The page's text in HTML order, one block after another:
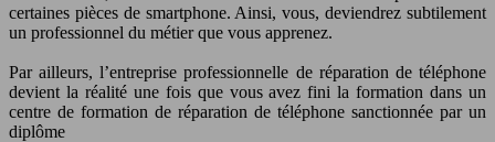
certaines pièces de smartphone. Ainsi, vous, deviendrez subtilement
un professionnel du métier que vous apprenez.
Par ailleurs, l’entreprise professionnelle de réparation de téléphone
devient la réalité une fois que vous avez fini la formation dans un
centre de formation de réparation de téléphone sanctionnée par un
diplôme